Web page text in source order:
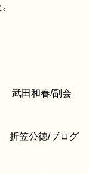
武田和春/副会
笠公徳/ブログ